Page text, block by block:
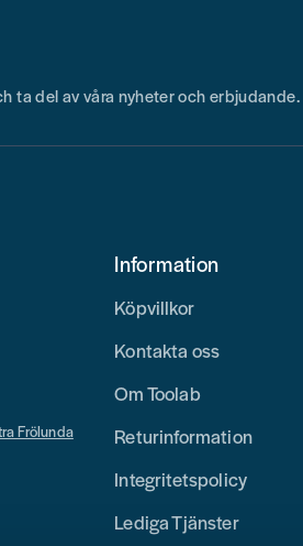
ta del av våra nyheter och erbjudande.
Frölunda
Information
Köpvillkor
Kontakta oss
Om Toolab
Returinformation
Integritetspolicy
Lediga Tjänster